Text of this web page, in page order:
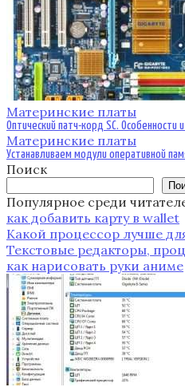
Материнские платы
Оптический патч-корд SC. Особенности
Материнские платы
Устанавливаем модули оперативной
Поиск
Популярное среди
как добавить карту в wallet
Какой процессор лучше
Текстовые редакторы,
как нарисовать руки аниме